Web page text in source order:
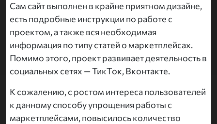
Сам сайт выполнен в крайне приятном дизайне,
есть подробные инструкции по работе с
проектом, а также вся необходимая
информация по типу статей о маркетплейсах.
Помимо этого, проект развивает деятельность в
социальных сетях — ТикТок, Вконтакте.
К сожалению, с ростом интереса пользователей
к данному способу упрощения работы с
маркетплейсами, повысилось количество